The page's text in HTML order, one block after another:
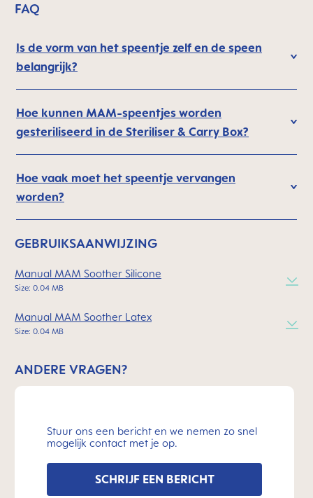
FAQ
Is de vorm van het speentje zelf en de speen
belangrijk?
Hoe kunnen MAM-speentjes worden
gesteriliseerd in de Steriliser & Carry Box?
Hoe vaak moet het speentje vervangen
worden?
GEBRUIKSAANWIJZING
Manual MAM Soother Silicone
Size: 0.04 MB
Manual MAM Soother Latex
Size: 0.04 MB
ANDERE VRAGEN?
Stuur ons een bericht en we nemen zo snel
mogelijk contact met je op.
SCHRIJF EEN BERICHT